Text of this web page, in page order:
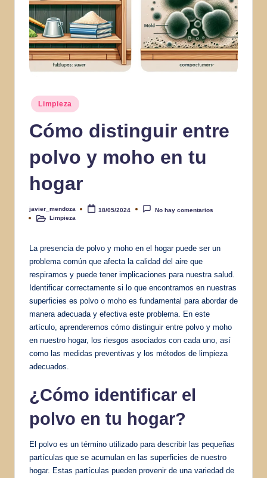
Publicado
en
Limpieza
Cómo distinguir entre
polvo y moho en tu
hogar
Publicado
por
javier_mendoza 18/05/2024
No hay comentarios
PublicadoLimpieza
La presencia de polvo y moho en el hogar puede ser un
problema común que afecta la calidad del aire que
respiramos y puede tener implicaciones para nuestra salud.
Identificar correctamente si lo que encontramos en nuestras
superficies es polvo o moho es fundamental para abordar de
manera adecuada y efectiva este problema. En este
artículo, aprenderemos cómo distinguir entre polvo y moho
en nuestro hogar, los riesgos asociados con cada uno, así
como las medidas preventivas y los métodos de limpieza
adecuados.
¿ Cómo identificar el
polvo en tu hogar?
El polvo es un término utilizado para describir las pequeñas
partículas que se acumulan en las superficies de nuestro
hogar. Estas partículas pueden provenir de una variedad de